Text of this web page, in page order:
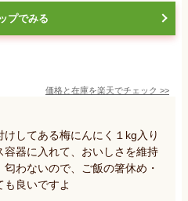
プでみる
価格と在庫を楽天でチェック >>
してある梅にんにく１kg入り
器に入れて、おいしさを維持
わないので、ご飯の箸休め・
良いですよ